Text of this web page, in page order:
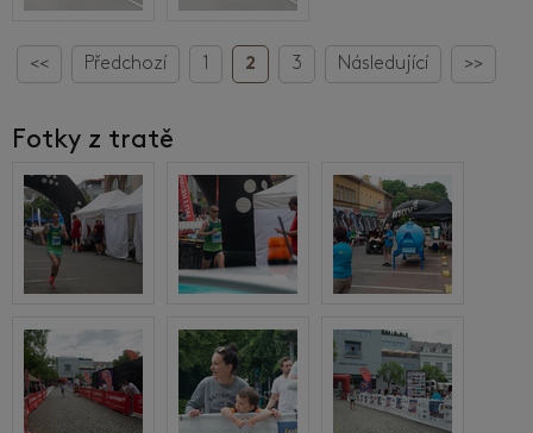
<< Předchozí 1 2 3 Následující >>
Fotky z tratě